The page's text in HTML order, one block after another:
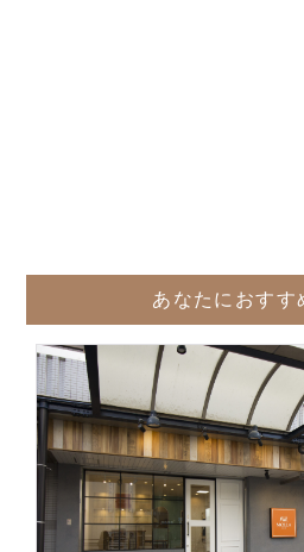
あなたにおすす